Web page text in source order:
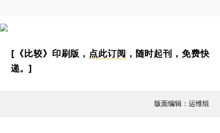
[《比较》印刷版， 点此订阅 ，随时起刊，免费快
递。]
版面编辑：运维组